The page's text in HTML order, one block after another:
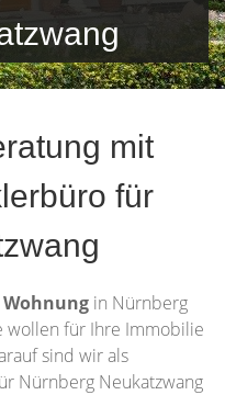
mit
für
Wohnung in Nürnberg
wollen für Ihre Immobilie
sind wir als
Nürnberg Neukatzwang